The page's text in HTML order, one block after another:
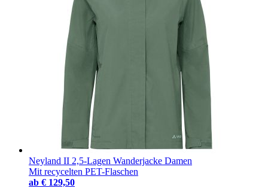
Neyland II 2,5-Lagen Wanderjacke Damen
Mit recycelten PET-Flaschen
ab € 129,50